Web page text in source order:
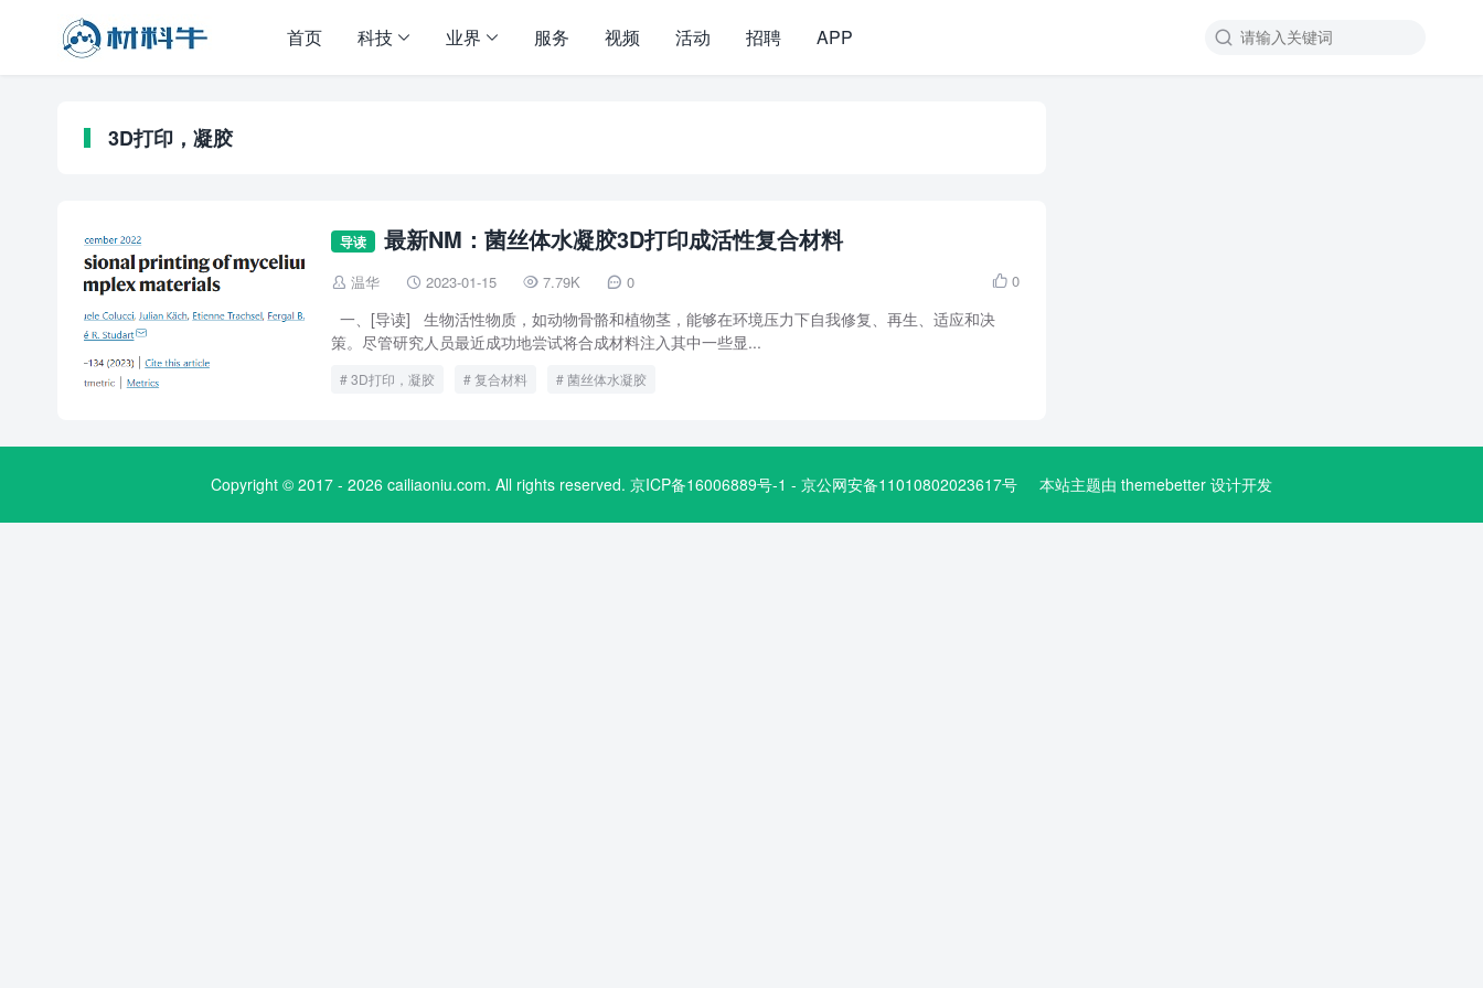

首页 科技 业界 服务 视频 活动 招聘 APP
3D打印，凝胶
导读 最新NM：菌丝体水凝胶3D打印成活性复合材料
 温华  2023-01-15  7.79K  0  0
一、[导读] 生物活性物质，如动物骨骼和植物茎，能够在环境压力下自我修复、再生、适应和决
策。尽管研究人员最近成功地尝试将合成材料注入其中一些显...
3D打印，凝胶 复合材料 菌丝体水凝胶
Copyright © 2017 - 2026 cailiaoniu.com. All rights reserved. 京ICP备16006889号-1 - 京公网安备11010802023617号 本站主题由 themebetter 设计开发